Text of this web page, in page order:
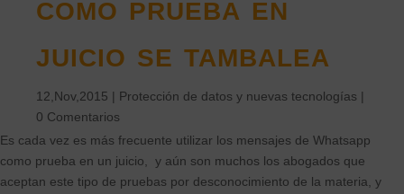
juicio se tambalea
12,Nov,2015 | Protección de datos y nuevas tecnologías |
0 Comentarios
Es cada vez es más frecuente utilizar los mensajes de Whatsapp
como prueba en un juicio, y aún son muchos los abogados que
aceptan este tipo de pruebas por desconocimiento de la materia, y